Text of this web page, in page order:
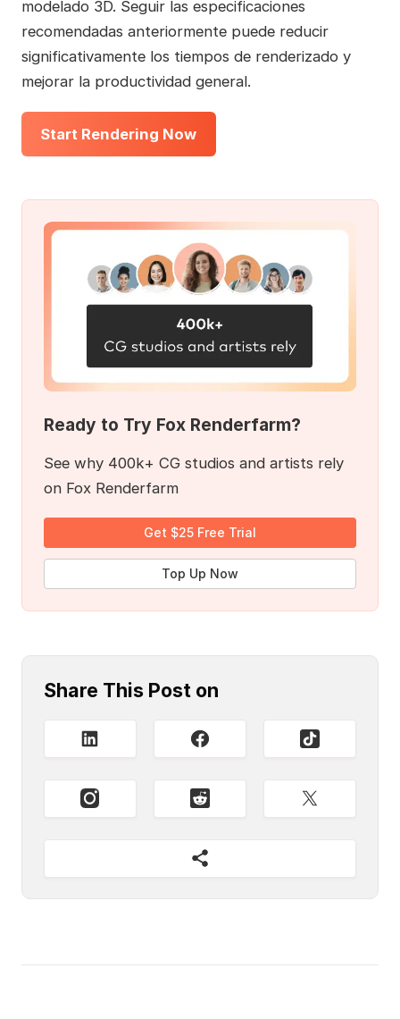
modelado 3D. Seguir las especificaciones
recomendadas anteriormente puede reducir
significativamente los tiempos de renderizado y
mejorar la productividad general.
Start Rendering Now
Ready to Try Fox Renderfarm?
See why 400k+ CG studios and artists rely
on Fox Renderfarm
Get $25 Free Trial
Top Up Now
Share This Post on